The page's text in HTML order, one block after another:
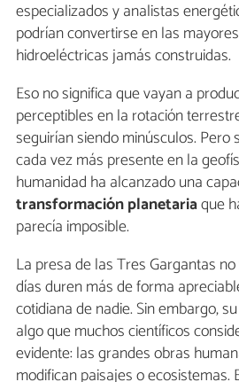
especializados y analistas
podrían convertirse en las
hidroeléctricas jamás construidas.
Eso no significa que vayan a
perceptibles en la rotación
seguirían siendo minúsculos. Pero
cada vez más presente en la
humanidad ha alcanzado una
transformación planetariaque
parecía imposible.
La presa de las Tres Gargantas
días duren más de forma
cotidiana de nadie. Sin embargo,
algo que muchos científicos
evidente: las grandes obras
modifican paisajes o ecosistemas.